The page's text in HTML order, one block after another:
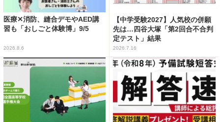
医療✕消防、縫合デモやAED講
習も「おしごと体験博」9/5
2026.8.6
【中学受験2027】人気校の併願
先は…四谷大塚「第2回合不合判
定テスト」結果
2026.7.16